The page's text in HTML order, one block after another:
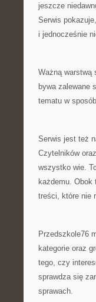
jeszcze
Serwis
i jednocześnie
Ważną warstwą
bywa zalewane
tematu w
Serwis jest też
Czytelników
wszystko wie.
każdemu.
treści, które nie
Przedszkole76
kategorie oraz
tego, czy
sprawdza się
sprawach.